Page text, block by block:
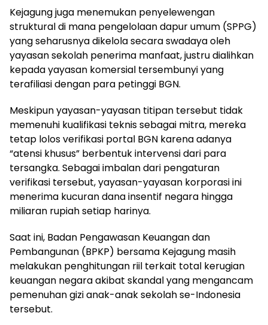
Kejagung juga menemukan penyelewengan
struktural di mana pengelolaan dapur umum (SPPG)
yang seharusnya dikelola secara swadaya oleh
yayasan sekolah penerima manfaat, justru dialihkan
kepada yayasan komersial tersembunyi yang
terafiliasi dengan para petinggi BGN.
Meskipun yayasan-yayasan titipan tersebut tidak
memenuhi kualifikasi teknis sebagai mitra, mereka
tetap lolos verifikasi portal BGN karena adanya
“atensi khusus” berbentuk intervensi dari para
tersangka. Sebagai imbalan dari pengaturan
verifikasi tersebut, yayasan-yayasan korporasi ini
menerima kucuran dana insentif negara hingga
miliaran rupiah setiap harinya.
Saat ini, Badan Pengawasan Keuangan dan
Pembangunan (BPKP) bersama Kejagung masih
melakukan penghitungan riil terkait total kerugian
keuangan negara akibat skandal yang mengancam
pemenuhan gizi anak-anak sekolah se-Indonesia
tersebut.